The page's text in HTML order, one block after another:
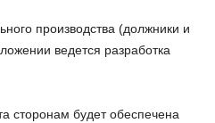
производства (должники и
ведется разработка
сторонам будет обеспечена